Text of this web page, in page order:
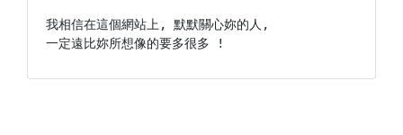
我相信在這個網站上, 默默關心妳的人,